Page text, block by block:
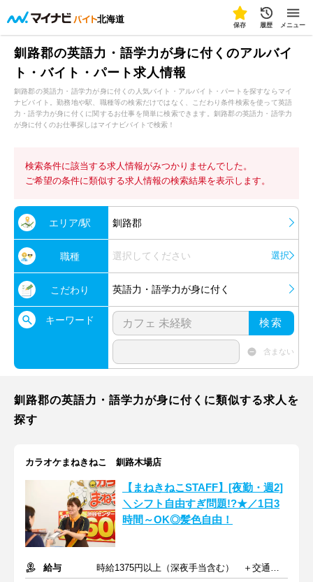
北海道
保存 履歴 メニュー
釧路郡の英語力・語学力が身に付くのアルバイ
ト・バイト・パート求人情報
釧路郡の英語力・語学力が身に付くの人気バイト・アルバイト・パートを探すならマイ
ナビバイト。勤務地や駅、職種等の検索だけではなく、こだわり条件検索を使って英語
力・語学力が身に付くに関するお仕事を簡単に検索できます。釧路郡の英語力・語学力
が身に付くのお仕事探しはマイナビバイトで検索！
検索条件に該当する求人情報がみつかりませんでした。
ご希望の条件に類似する求人情報の検索結果を表示します。
エリア/駅 釧路郡
職種 選択してください 選択
こだわり 英語力・語学力が身に付く
キーワード 検索
含まない
釧路郡の英語力・語学力が身に付くに類似する求人を
探す
カラオケまねきねこ 釧路木場店
【まねきねこSTAFF】[夜勤・週2]
＼シフト自由すぎ問題!?★／1日3
時間～OK◎髪色自由！
給与
時給1375円以上（深夜手当含む） ＋交通費支給